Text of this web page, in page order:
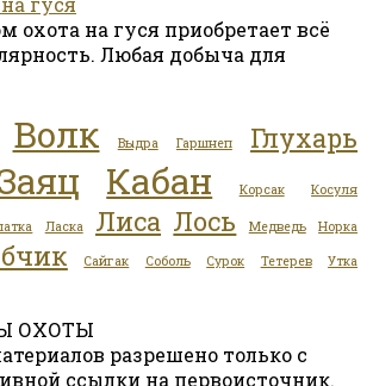
охота на гуся приобретает всё
Любая добыча для
Волк Выдра Гаршнеп Глухарь
Кабан Корсак Косуля
Ласка Лиса Лось Медведь Норка
Сайгак Соболь Сурок Тетерев
Утка
ОХОТЫ
разрешено только с
ссылки на первоисточник.